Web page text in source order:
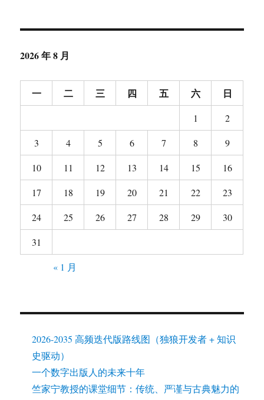
勤
计
2026 年 8 月
一 二 三 四 五 六 日
1
2
3
4 5 6 7 8
9
10
11 12 13 14 15
16
17
18 19 20 21 22
23
24
25 26 27 28 29
30
31
« 1 月
2026-2035 高频迭代版路线图（独狼开发者 + 知识
史驱动）
一个数字出版人的未来十年
竺家宁教授的课堂细节：传统、严谨与古典魅力的